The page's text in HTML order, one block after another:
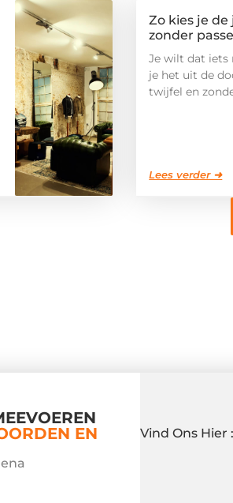
Zo kies je
zonder
Je wilt dat iets
je het uit de
twijfel en
Lees verder ➜
EN
Vind Ons Hier :